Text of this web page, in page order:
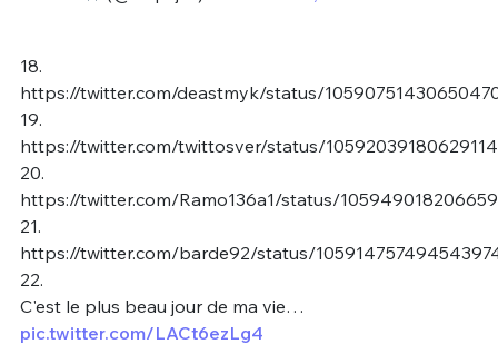
18.
https://twitter.com/deastmyk/status/
19.
https://twitter.com/twittosver/status/
20.
https://twitter.com/Ramo136a1/status/
21.
https://twitter.com/barde92/status/
22.
C'est le plus beau jour de ma vie…
pic.twitter.com/LACt6ezLg4